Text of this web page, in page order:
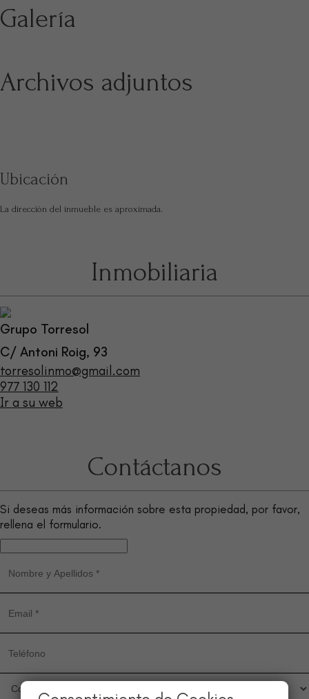
Galería
Archivos adjuntos
Ubicación
La dirección del inmueble es aproximada.
Inmobiliaria
Grupo Torresol
C/ Antoni Roig, 93
torresolinmo@gmail.com
977 130 112
Ir a su web
Contáctanos
Si deseas más información sobre esta propiedad, por favor,
rellena el formulario.